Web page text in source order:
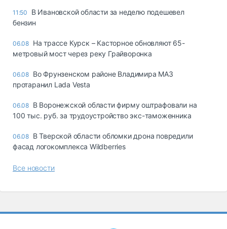
11:50
В Ивановской области за неделю подешевел
бензин
06.08 На трассе Курск – Касторное обновляют 65-
метровый мост через реку Грайворонка
06.08 Во Фрунзенском районе Владимира МАЗ
протаранил Lada Vesta
06.08 В Воронежской области фирму оштрафовали на
100 тыс. руб. за трудоустройство экс-таможенника
06.08 В Тверской области обломки дрона повредили
фасад логокомплекса Wildberries
Все новости